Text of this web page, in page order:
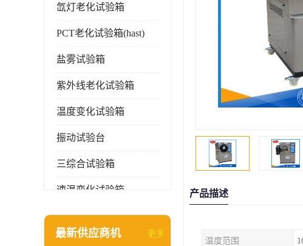
氙灯老化试验箱
PCT老化试验箱(hast)
盐雾试验箱
紫外线老化试验箱
温度变化试验箱
振动试验台
三综合试验箱
速温变化试验箱
淋雨试验箱(沙尘)
最新供应商机 更多
产品描述
温度范围